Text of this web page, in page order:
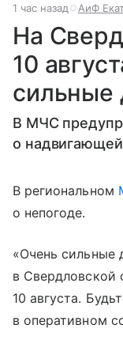
1 час назад АиФ
На
10
сильные
В МЧС
о
В региональном
о непогоде.
«Очень сильные
в Свердловской
10 августа.
в оперативном